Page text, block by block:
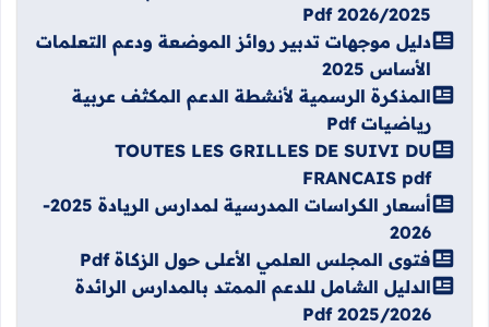
2026/2025 Pdf
دليل موجهات تدبير روائز الموضعة ودعم التعلمات
الأساس 2025
المذكرة الرسمية لأنشطة الدعم المكثف عربية
رياضيات Pdf
TOUTES LES GRILLES DE SUIVI DU
FRANCAIS pdf
أسعار الكراسات المدرسية لمدارس الريادة 2025-
2026
فتوى المجلس العلمي الأعلى حول الزكاة Pdf
الدليل الشامل للدعم الممتد بالمدارس الرائدة
2025/2026 Pdf